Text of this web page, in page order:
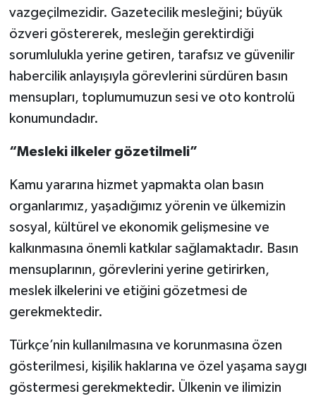
vazgeçilmezidir. Gazetecilik mesleğini; büyük
özveri göstererek, mesleğin gerektirdiği
sorumlulukla yerine getiren, tarafsız ve güvenilir
habercilik anlayışıyla görevlerini sürdüren basın
mensupları, toplumumuzun sesi ve oto kontrolü
konumundadır.
“Mesleki ilkeler gözetilmeli”
Kamu yararına hizmet yapmakta olan basın
organlarımız, yaşadığımız yörenin ve ülkemizin
sosyal, kültürel ve ekonomik gelişmesine ve
kalkınmasına önemli katkılar sağlamaktadır. Basın
mensuplarının, görevlerini yerine getirirken,
meslek ilkelerini ve etiğini gözetmesi de
gerekmektedir.
Türkçe’nin kullanılmasına ve korunmasına özen
gösterilmesi, kişilik haklarına ve özel yaşama saygı
göstermesi gerekmektedir. Ülkenin ve ilimizin